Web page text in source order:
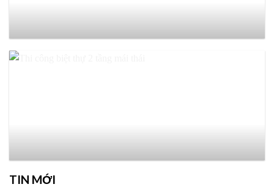
TIN MỚI